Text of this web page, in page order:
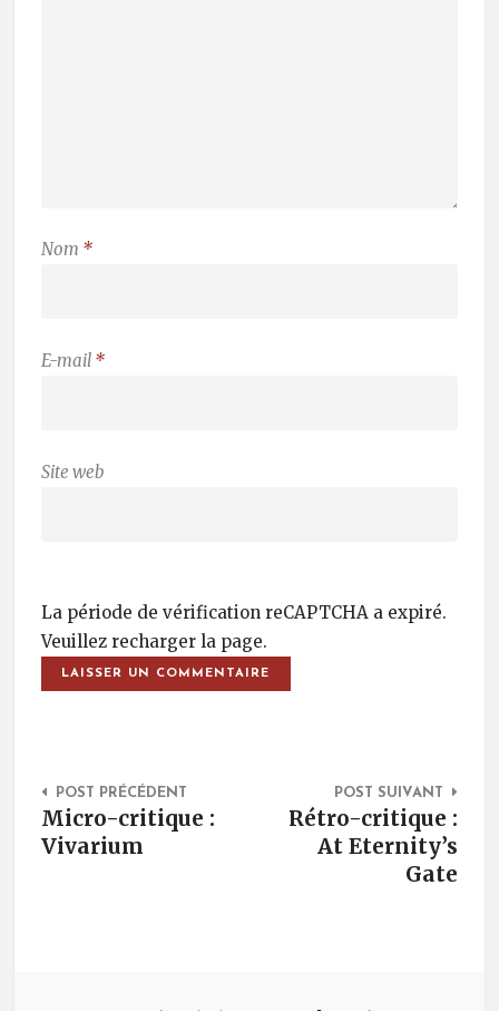
Nom *
E-mail *
Site web
La période de vérification reCAPTCHA a expiré.
Veuillez recharger la page.
Post Navigation
POST PRÉCÉDENT
Micro-critique :
Vivarium
POST SUIVANT
Rétro-critique :
At Eternity’s
Gate